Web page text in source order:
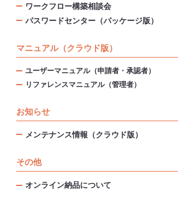
ワークフロー構築相談会
パスワードセンター（パッケージ版）
マニュアル（クラウド版）
ユーザーマニュアル（申請者・承認者）
リファレンスマニュアル（管理者）
お知らせ
メンテナンス情報（クラウド版）
その他
オンライン納品について